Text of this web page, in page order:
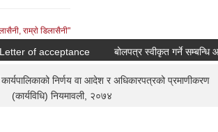
राम्राे डिलासैनी"
of acceptance बोलपत्र स्वीकृत गर्ने सम्बन्धि
निर्णय वा आदेश र अधिकारपत्रको प्रमाणीकरण
(कार्यविधि) नियमावली, २०७४